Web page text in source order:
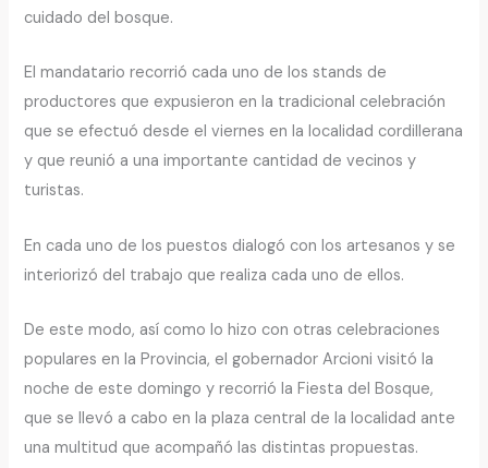
cuidado del bosque.
El mandatario recorrió cada uno de los stands de
productores que expusieron en la tradicional celebración
que se efectuó desde el viernes en la localidad cordillerana
y que reunió a una importante cantidad de vecinos y
turistas.
En cada uno de los puestos dialogó con los artesanos y se
interiorizó del trabajo que realiza cada uno de ellos.
De este modo, así como lo hizo con otras celebraciones
populares en la Provincia, el gobernador Arcioni visitó la
noche de este domingo y recorrió la Fiesta del Bosque,
que se llevó a cabo en la plaza central de la localidad ante
una multitud que acompañó las distintas propuestas.